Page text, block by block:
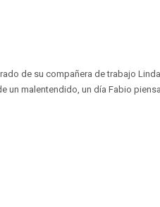
de su compañera de trabajo
un malentendido, un día Fabio